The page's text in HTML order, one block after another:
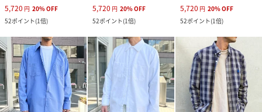
5,720 円 20%OFF
52ポイント(1倍)
5,720 円 20%OFF
52ポイント(1倍)
5,720 円 20%OFF
52ポイント(1倍)